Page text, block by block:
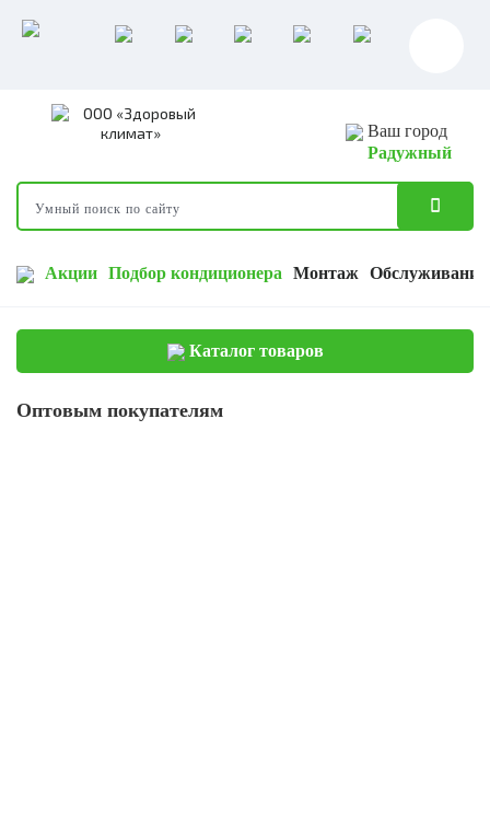
Ваш город
Радужный
Акции Подбор кондиционера Монтаж Обслуживание
Каталог товаров
Оптовым покупателям